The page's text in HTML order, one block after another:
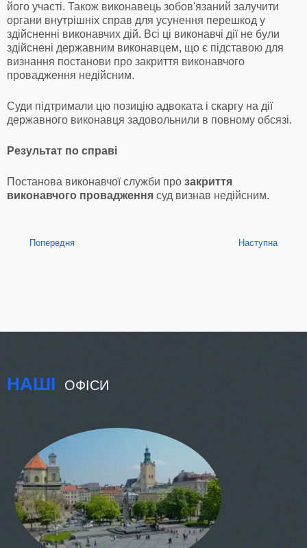
його участі. Також виконавець зобов'язаний залучити
органи внутрішніх справ для усунення перешкод у
здійсненні виконавчих дій. Всі ці виконавчі дії не були
здійснені державним виконавцем, що є підставою для
визнання постанови про закриття виконавчого
провадження недійсним.
Суди підтримали цю позицію адвоката і скаргу на дії
державного виконавця задовольнили в повному обсязі.
Результат по справі
Постанова виконавчої служби про закриття
виконавчого провадження суд визнав недійсним.
Попередня Наступна
НАШІ ОФІСИ
КИЇВ